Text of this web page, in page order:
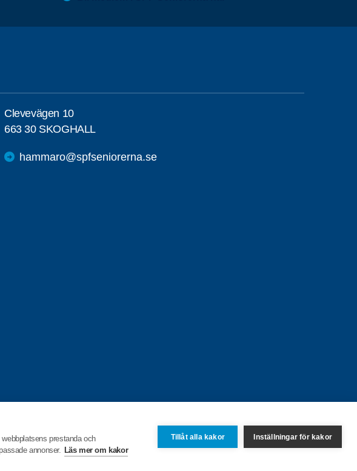
prestanda och
annonser. Läs mer om kakor
Tillåt alla kakor Inställningar för kakor
Clevevägen 10
663 30 SKOGHALL
hammaro@spfseniorerna.se